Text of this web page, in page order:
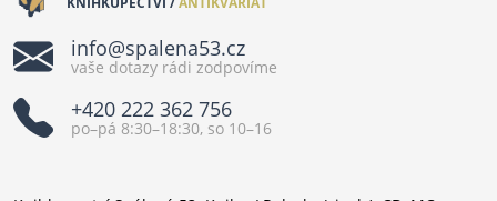
info@spalena53.cz
vaše dotazy rádi zodpovíme
+420 222 362 756
po–pá 8:30–18:30, so 10–16